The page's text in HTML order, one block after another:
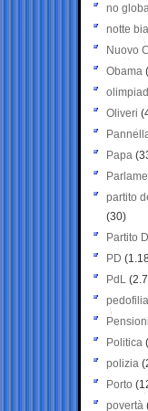
no
notte
Nuovo
Obama
Oliveri
Papa
partito
(30)
Partito
PD
PdL
pedofilia
Pensioni
Politica
polizia
Porto
povertà